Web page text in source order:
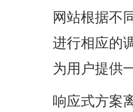
网站根据不
进行相应的
为用户提供
响应式方案